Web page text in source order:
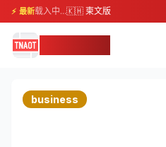
⚡ 最新载入中...🇰🇭 柬文版
business